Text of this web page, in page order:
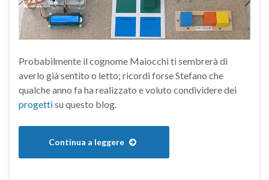
Probabilmente il cognome Maiocchi ti sembrerà di
averlo già sentito o letto; ricordi forse Stefano che
qualche anno fa ha realizzato e voluto condividere dei
progettisu questo blog.
Continua a leggere